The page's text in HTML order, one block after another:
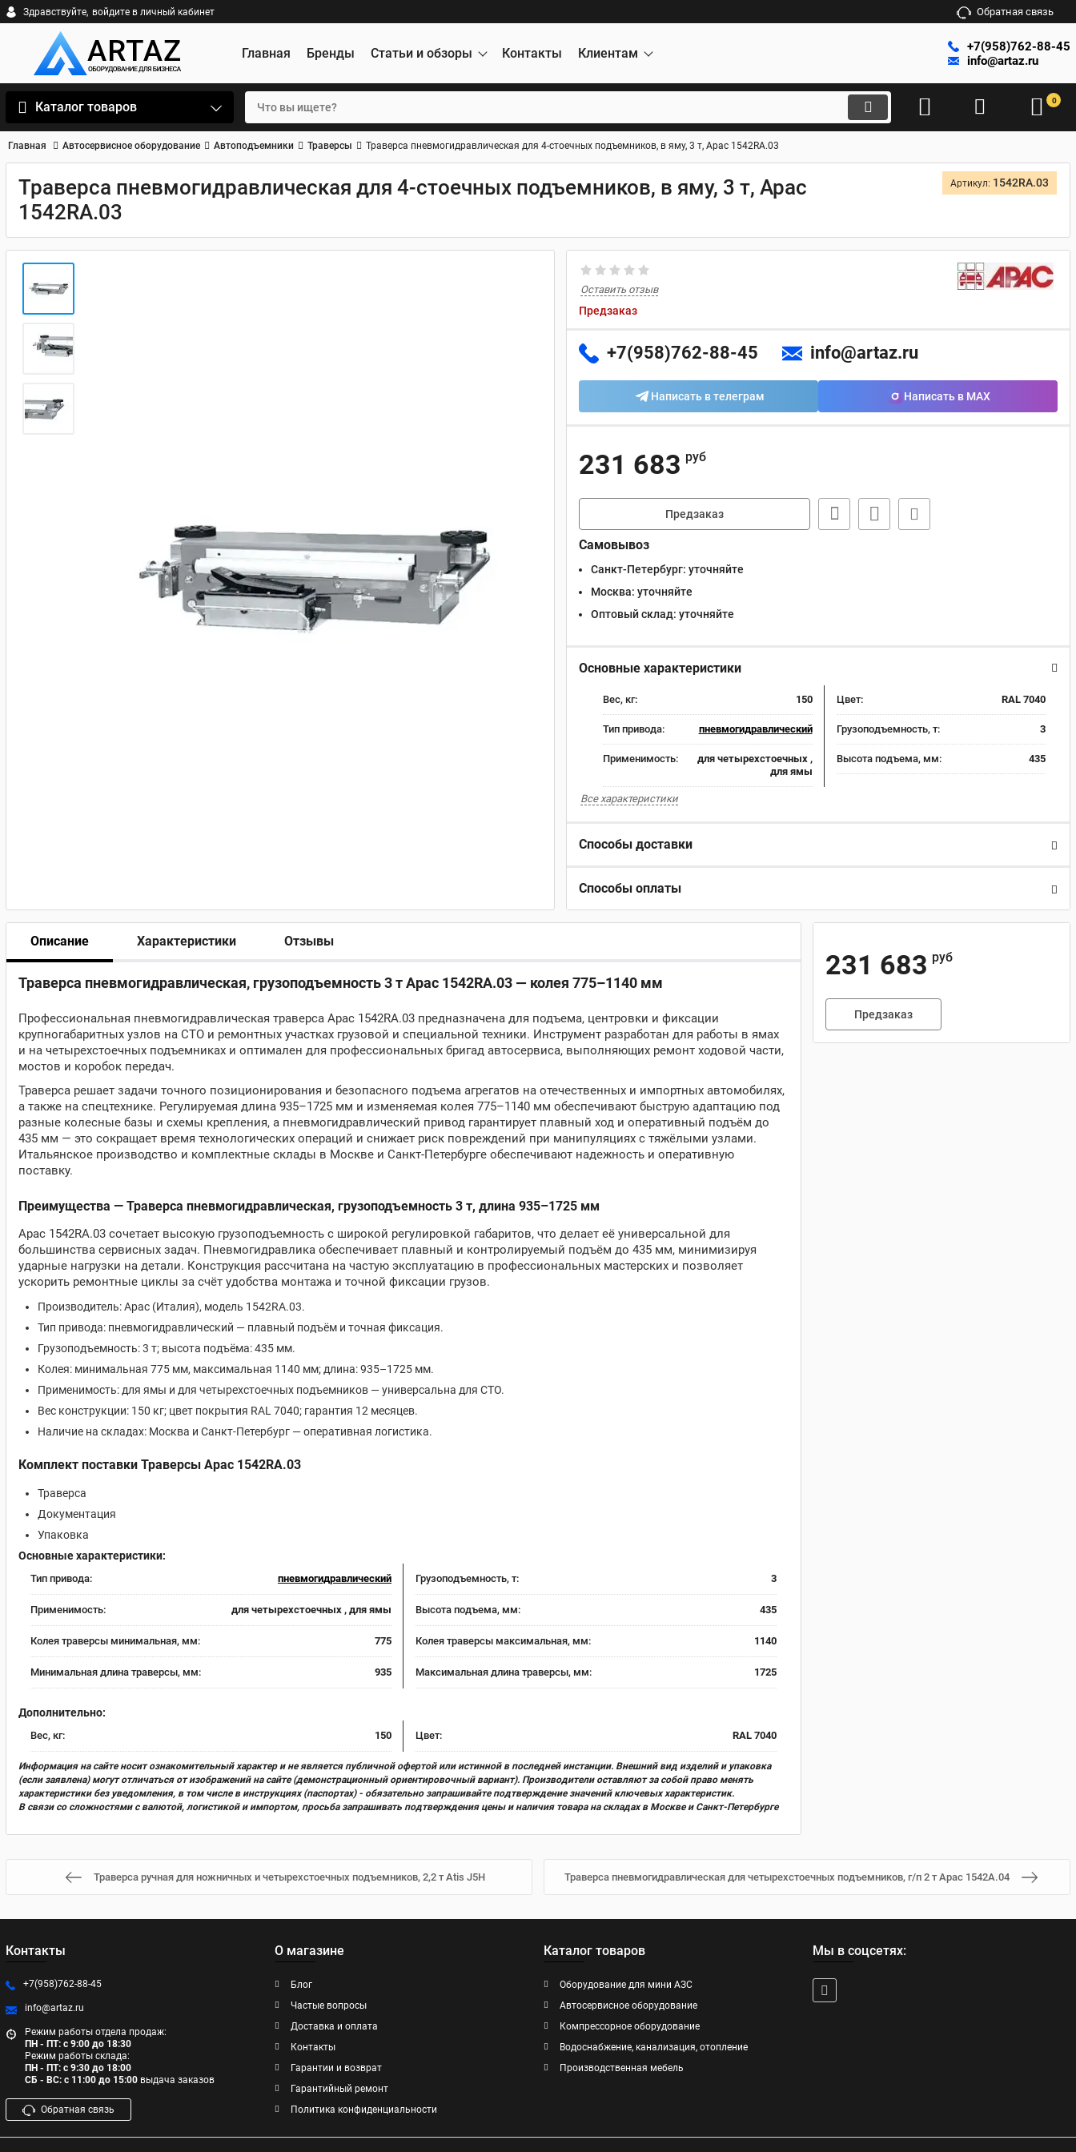
Здравствуйте, войдите в личный кабинет Обратная связь
Главная Бренды Статьи и обзоры Контакты Клиентам
+7(958)762-88-45
info@artaz.ru
Каталог товаров 0
Главная Автосервисное оборудование Автоподъемники Траверсы Траверса пневмогидравлическая для 4-стоечных подъемников, в яму, 3 т, Apac 1542RA.03
Траверса пневмогидравлическая для 4-стоечных подъемников, в яму, 3 т, Apac
1542RA.03
Артикул: 1542RA.03
Оставить отзыв
Предзаказ
+7(958)762-88-45 info@artaz.ru
Написать в телеграм Написать в MAX
231 683 руб
Предзаказ
Самовывоз
Санкт-Петербург: уточняйте
Москва: уточняйте
Оптовый склад: уточняйте
Основные характеристики
Вес, кг: 150 Цвет: RAL 7040
Тип привода: пневмогидравлический Грузоподъемность, т: 3
Применимость:
для четырехстоечных ,
для ямы
Высота подъема, мм: 435
Все характеристики
Способы доставки
Способы оплаты
Описание Характеристики Отзывы
Траверса пневмогидравлическая, грузоподъемность 3 т Apac 1542RA.03 — колея 775–1140 мм
Профессиональная пневмогидравлическая траверса Apac 1542RA.03 предназначена для подъема, центровки и фиксации
крупногабаритных узлов на СТО и ремонтных участках грузовой и специальной техники. Инструмент разработан для работы в ямах
и на четырехстоечных подъемниках и оптимален для профессиональных бригад автосервиса, выполняющих ремонт ходовой части,
мостов и коробок передач.
Траверса решает задачи точного позиционирования и безопасного подъема агрегатов на отечественных и импортных автомобилях,
а также на спецтехнике. Регулируемая длина 935–1725 мм и изменяемая колея 775–1140 мм обеспечивают быструю адаптацию под
разные колесные базы и схемы крепления, а пневмогидравлический привод гарантирует плавный ход и оперативный подъём до
435 мм — это сокращает время технологических операций и снижает риск повреждений при манипуляциях с тяжёлыми узлами.
Итальянское производство и комплектные склады в Москве и Санкт‑Петербурге обеспечивают надежность и оперативную
поставку.
Преимущества — Траверса пневмогидравлическая, грузоподъемность 3 т, длина 935–1725 мм
Apac 1542RA.03 сочетает высокую грузоподъемность с широкой регулировкой габаритов, что делает её универсальной для
большинства сервисных задач. Пневмогидравлика обеспечивает плавный и контролируемый подъём до 435 мм, минимизируя
ударные нагрузки на детали. Конструкция рассчитана на частую эксплуатацию в профессиональных мастерских и позволяет
ускорить ремонтные циклы за счёт удобства монтажа и точной фиксации грузов.
Производитель: Apac (Италия), модель 1542RA.03.
Тип привода: пневмогидравлический — плавный подъём и точная фиксация.
Грузоподъемность: 3 т; высота подъёма: 435 мм.
Колея: минимальная 775 мм, максимальная 1140 мм; длина: 935–1725 мм.
Применимость: для ямы и для четырехстоечных подъемников — универсальна для СТО.
Вес конструкции: 150 кг; цвет покрытия RAL 7040; гарантия 12 месяцев.
Наличие на складах: Москва и Санкт‑Петербург — оперативная логистика.
Комплект поставки Траверсы Apac 1542RA.03
Траверса
Документация
Упаковка
Основные характеристики:
Тип привода: пневмогидравлический Грузоподъемность, т: 3
Применимость: для четырехстоечных , для ямы Высота подъема, мм: 435
Колея траверсы минимальная, мм: 775 Колея траверсы максимальная, мм: 1140
Минимальная длина траверсы, мм: 935 Максимальная длина траверсы, мм: 1725
Дополнительно:
Вес, кг: 150 Цвет: RAL 7040
Информация на сайте носит ознакомительный характер и не является публичной офертой или истинной в последней инстанции. Внешний вид изделий и упаковка
(если заявлена) могут отличаться от изображений на сайте (демонстрационный ориентировочный вариант). Производители оставляют за собой право менять
характеристики без уведомления, в том числе в инструкциях (паспортах) - обязательно запрашивайте подтверждение значений ключевых характеристик.
В связи со сложностями с валютой, логистикой и импортом, просьба запрашивать подтверждения цены и наличия товара на складах в Москве и Санкт-Петербурге
231 683 руб
Предзаказ
Траверса ручная для ножничных и четырехстоечных подъемников, 2,2 т Atis J5H Траверса пневмогидравлическая для четырехстоечных подъемников, г/п 2 т Apac 1542A.04
Контакты
+7(958)762-88-45
info@artaz.ru
Режим работы отдела продаж:
ПН - ПТ: с 9:00 до 18:30
Режим работы склада:
ПН - ПТ: с 9:30 до 18:00
СБ - ВС: с 11:00 до 15:00 выдача заказов
Обратная связь
О магазине
Блог
Частые вопросы
Доставка и оплата
Контакты
Гарантии и возврат
Гарантийный ремонт
Политика конфиденциальности
Каталог товаров
Оборудование для мини АЗС
Автосервисное оборудование
Компрессорное оборудование
Водоснабжение, канализация, отопление
Производственная мебель
Мы в соцсетях: